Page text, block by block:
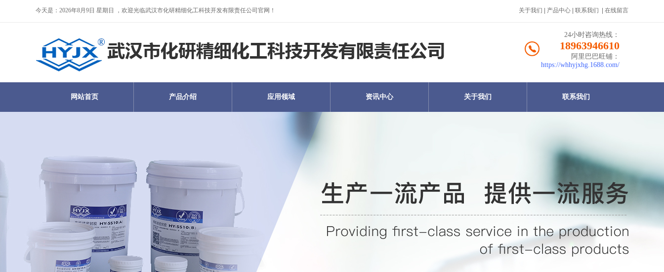
今天是：2026年8月9日 星期日 ，欢迎光临武汉市化研精细化工科技开发有限责任公司官网！ 关于我们 产品中心 联系我们 在线留言
24小时咨询热线：
18963946610
阿里巴巴旺铺：
https://whhyjxhg.1688.com/
网站首页 产品介绍 应用领域 资讯中心 关于我们 联系我们